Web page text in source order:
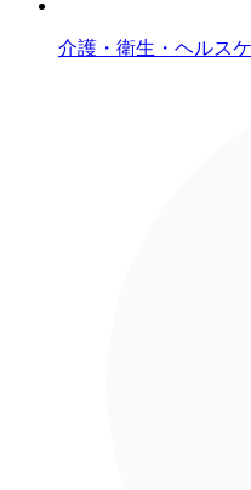
介護・衛生・ヘルス